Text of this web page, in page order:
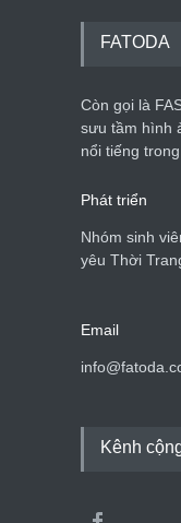
FATODA
Còn gọi là
sưu tầm hình
nổi tiếng
Phát triển
Nhóm sinh
yêu Thời
Email
Kênh